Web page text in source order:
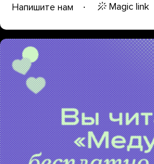
Напишите нам
Magic link